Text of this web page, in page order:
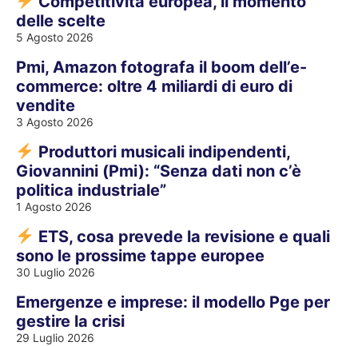
delle scelte
5 Agosto 2026
Pmi, Amazon fotografa il boom dell’e-
commerce: oltre 4 miliardi di euro di
vendite
3 Agosto 2026
Produttori musicali indipendenti,
Giovannini (Pmi): “Senza dati non c’è
politica industriale”
1 Agosto 2026
ETS, cosa prevede la revisione e quali
sono le prossime tappe europee
30 Luglio 2026
Emergenze e imprese: il modello Pge per
gestire la crisi
29 Luglio 2026